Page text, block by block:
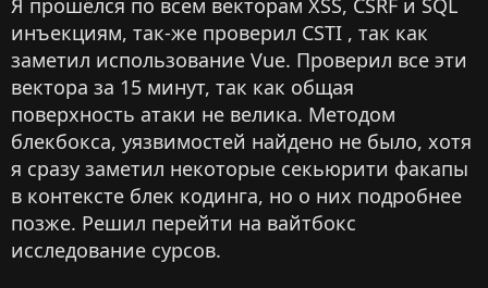
инъекциям, так-же проверил CSTI , так как
заметил использование Vue. Проверил все эти
вектора за 15 минут, так как общая
поверхность атаки не велика. Методом
блекбокса, уязвимостей найдено не было, хотя
я сразу заметил некоторые секьюрити факапы
в контексте блек кодинга, но о них подробнее
позже. Решил перейти на вайтбокс
исследование сурсов.